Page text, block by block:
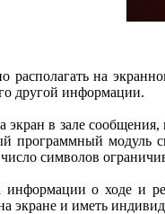
располагать на
другой информации.
экран в зале
программный модуль
символов
информации о ходе и
экране и иметь